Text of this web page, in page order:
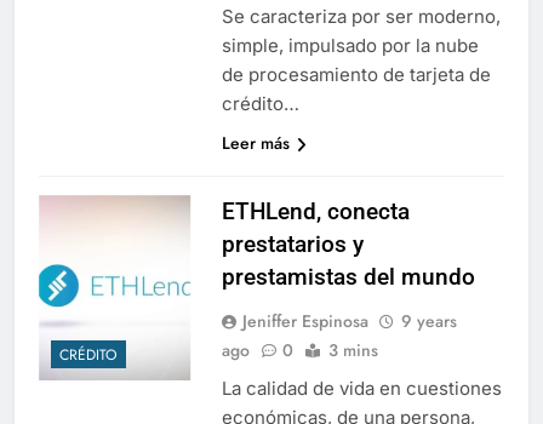
Se caracteriza por ser moderno,
simple, impulsado por la nube
de procesamiento de tarjeta de
crédito…
Leer más
CRÉDITO
ETHLend, conecta
prestatarios y
prestamistas del mundo
Jeniffer Espinosa
9 years
ago
0 3 mins
La calidad de vida en cuestiones
económicas, de una persona,